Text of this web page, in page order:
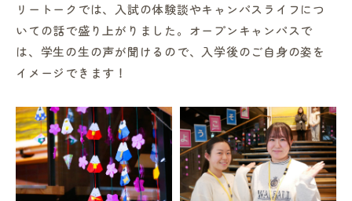
リートークでは、入試の体験談やキャンパスライフにつ
いての話で盛り上がりました。オープンキャンパスで
は、学生の生の声が聞けるので、入学後のご自身の姿を
イメージできます！